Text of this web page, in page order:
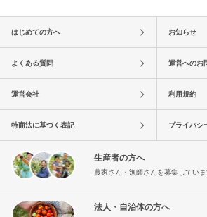
はじめての方へ お知らせ
よくある質問 運営へのお
運営会社 利用規約
特商法に基づく表記 プライバシ
生産者の方へ
農家さん・漁師さんを募集していま
法人・自治体の方へ